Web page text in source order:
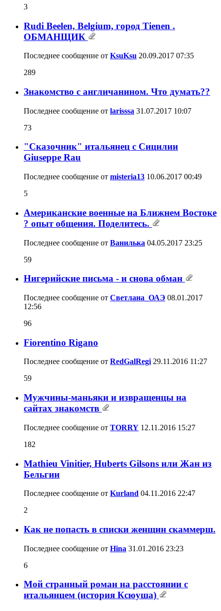
3
Rudi Beelen, Belgium, город Tienen .
ОБМАНЩИК
Последнее сообщение от KsuKsu 20.09.2017 07:35
289
Знакомство с англичанином. Что думать??
Последнее сообщение от larisssa 31.07.2017 10:07
73
"Сказочник" итальянец с Сицилии
Giuseppe Rau
Последнее сообщение от misteria13 10.06.2017 00:49
5
Американские военные на Ближнем Востоке
? опыт общения. Поделитесь.
Последнее сообщение от Ванилька 04.05.2017 23:25
59
Нигерийские письма - и снова обман
Последнее сообщение от Светлана_ОАЭ 08.01.2017
12:56
96
Fiorentino Rigano
Последнее сообщение от RedGalRegi 29.11.2016 11:27
59
Мужчины-маньяки и извращенцы на
сайтах знакомств
Последнее сообщение от TORRY 12.11.2016 15:27
182
Mathieu Vinitier, Huberts Gilsons или Жан из
Бельгии
Последнее сообщение от Kurland 04.11.2016 22:47
2
Как не попасть в списки женщин скаммерш.
Последнее сообщение от Hina 31.01.2016 23:23
6
Мой странный роман на расстоянии с
итальянцем (история Ксюуша)